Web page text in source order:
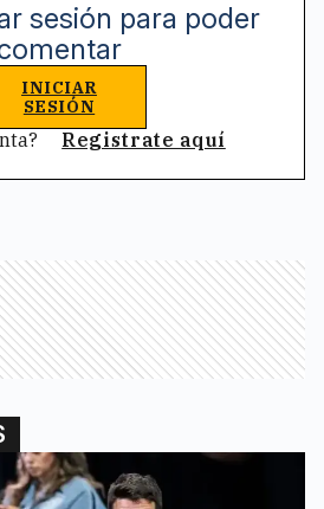
sesión para poder
INICIAR
SESIÓN
Registrate aquí